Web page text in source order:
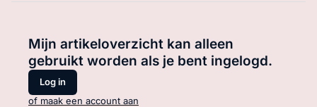
Mijn artikeloverzicht kan alleen
gebruikt worden als je bent ingelogd.
Log in
of maak een account aan